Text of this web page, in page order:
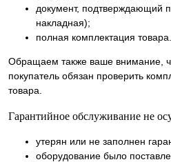
документ, подтверждающий
накладная);
полная комплектация товара.
Обращаем также ваше внимание,
покупатель обязан проверить
товара.
Гарантийное обслуживание не
утерян или не заполнен
оборудование было